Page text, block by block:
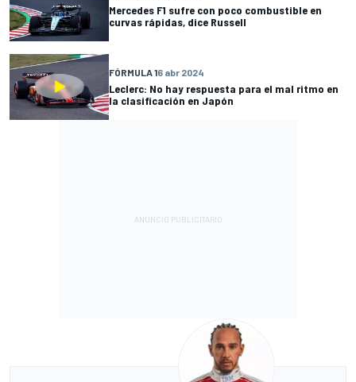
Mercedes F1 sufre con poco combustible en
curvas rápidas, dice Russell
FÓRMULA 16 abr 2024
Leclerc: No hay respuesta para el mal ritmo en
la clasificación en Japón